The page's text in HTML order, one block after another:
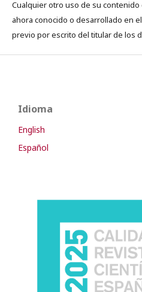
Cualquier otro uso de su
ahora conocido o desarrollado en
previo por escrito del titular de los
Idioma
English
Español